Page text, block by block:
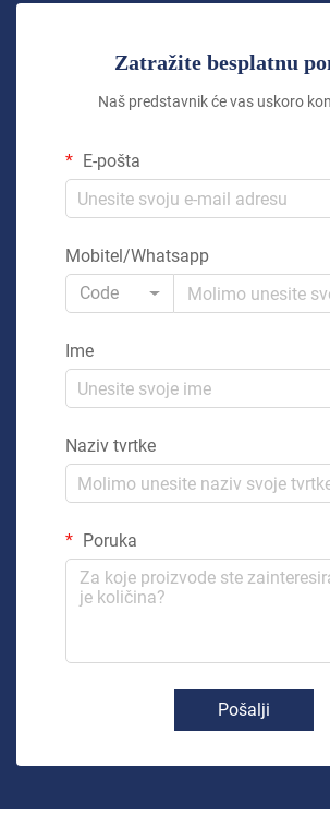
Zatražite besplatnu
Naš predstavnik će vas uskoro
E-pošta
Mobitel/Whatsapp
Code
Ime
Naziv tvrtke
Poruka
Pošalji